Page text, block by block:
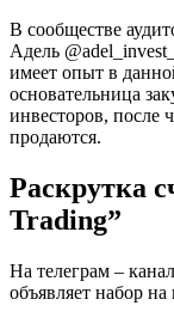
В сообществе
Адель
имеет опыт в
основательница
инвесторов, после
продаются.
Раскрутка
Trading”
На телеграм –
объявляет набор